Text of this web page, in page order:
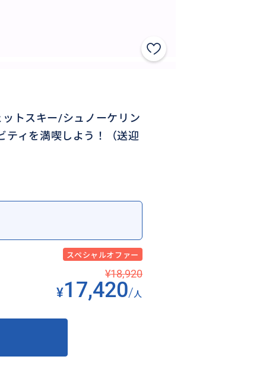
ットスキー/シュノーケリン
ティを満喫しよう！（送迎
スペシャルオファー
¥18,920
¥17,420/人